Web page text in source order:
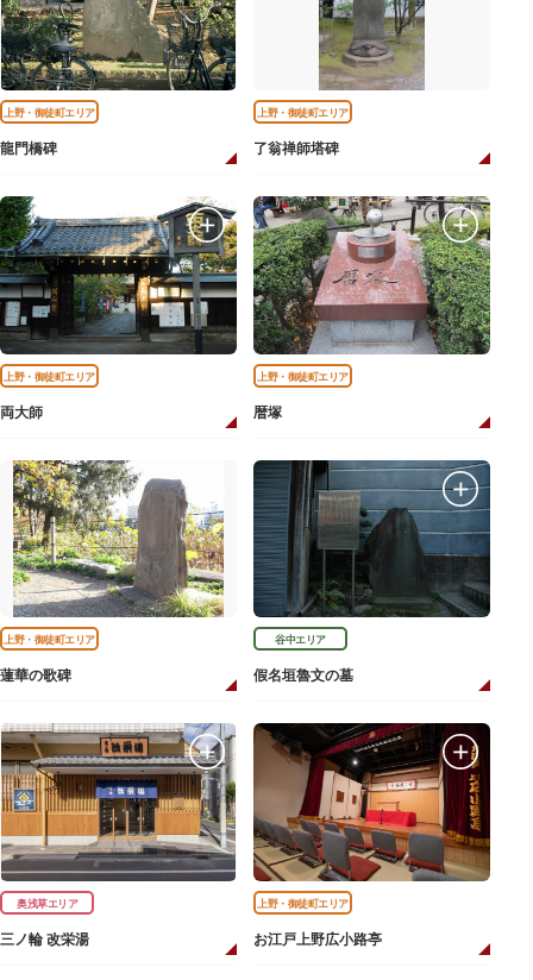
上野・御徒町エリア
龍門橋碑
上野・御徒町エリア
了翁禅師塔碑
上野・御徒町エリア
両大師
上野・御徒町エリア
暦塚
上野・御徒町エリア
蓮華の歌碑
谷中エリア
假名垣魯文の墓
奥浅草エリア
三ノ輪 改栄湯
上野・御徒町エリア
お江戸上野広小路亭